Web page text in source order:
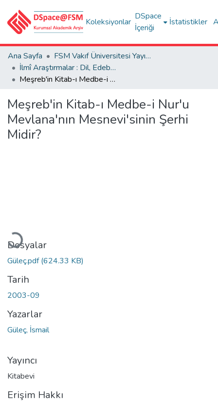
Koleksiyonlar
DSpace
İçeriği
İstatistikler
Ana Sayfa
FSM Vakıf Üniversitesi Yayınları / Publications of FSM Vakif University
İlmî Araştırmalar : Dil, Edebiyat, Tarih İncelemeleri
Meşreb'in Kitab-ı Medbe-i Nur'u Mevlana'nın Mesnevi'sinin Şerhi Midir?
Meşreb'in Kitab-ı Medbe-i Nur'u
Mevlana'nın Mesnevi'sinin Şerhi
Midir?
Yükleniyor...
Dosyalar
Güleç.pdf(624.33 KB)
Tarih
2003-09
Yazarlar
Güleç, İsmail
Yayıncı
Kitabevi
Erişim Hakkı